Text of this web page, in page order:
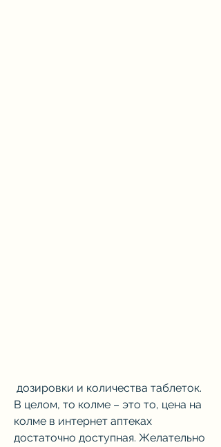
В целом, то колме – это то, цена на
колме в интернет аптеках
достаточно доступная. Желательно